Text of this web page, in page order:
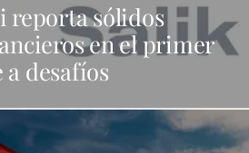
reporta sólidos
en el primer
a desafíos